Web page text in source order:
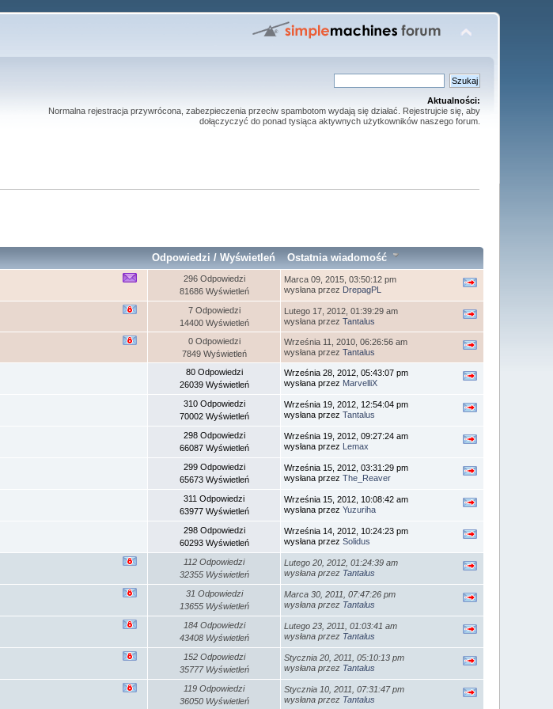
Aktualności:
Normalna rejestracja przywrócona, zabezpieczenia przeciw spambotom wydają się działać. Rejestrujcie się, aby
dołączyczyć do ponad tysiąca aktywnych użytkowników naszego forum.
Odpowiedzi /Wyświetleń Ostatnia wiadomość
296 Odpowiedzi
81686 Wyświetleń
Marca 09, 2015, 03:50:12 pm
wysłana przez DrepagPL
7 Odpowiedzi
14400 Wyświetleń
Lutego 17, 2012, 01:39:29 am
wysłana przezTantalus
0 Odpowiedzi
7849 Wyświetleń
Września 11, 2010, 06:26:56 am
wysłana przezTantalus
80 Odpowiedzi
26039 Wyświetleń
Września 28, 2012, 05:43:07 pm
wysłana przez MarvelliX
310 Odpowiedzi
70002 Wyświetleń
Września 19, 2012, 12:54:04 pm
wysłana przezTantalus
298 Odpowiedzi
66087 Wyświetleń
Września 19, 2012, 09:27:24 am
wysłana przez Lemax
299 Odpowiedzi
65673 Wyświetleń
Września 15, 2012, 03:31:29 pm
wysłana przezThe_Reaver
311 Odpowiedzi
63977 Wyświetleń
Września 15, 2012, 10:08:42 am
wysłana przezYuzuriha
298 Odpowiedzi
60293 Wyświetleń
Września 14, 2012, 10:24:23 pm
wysłana przezSolidus
112 Odpowiedzi
32355 Wyświetleń
Lutego 20, 2012, 01:24:39 am
wysłana przez Tantalus
31 Odpowiedzi
13655 Wyświetleń
Marca 30, 2011, 07:47:26 pm
wysłana przez Tantalus
184 Odpowiedzi
43408 Wyświetleń
Lutego 23, 2011, 01:03:41 am
wysłana przez Tantalus
152 Odpowiedzi
35777 Wyświetleń
Stycznia 20, 2011, 05:10:13 pm
wysłana przez Tantalus
119 Odpowiedzi
36050 Wyświetleń
Stycznia 10, 2011, 07:31:47 pm
wysłana przez Tantalus